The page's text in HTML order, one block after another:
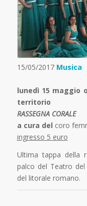
15/05/2017 Musica
lunedì 15 maggio
territorio
RASSEGNA CORALE
a cura del coro
ingresso 5 euro
Ultima tappa della
palco del Teatro
del litorale romano.